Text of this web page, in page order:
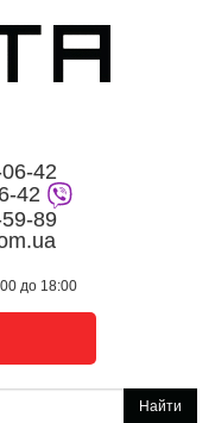
42
42
89
до 18:00
Найти